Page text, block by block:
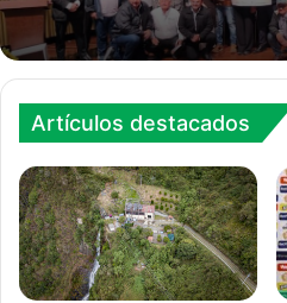
Artículos destacados